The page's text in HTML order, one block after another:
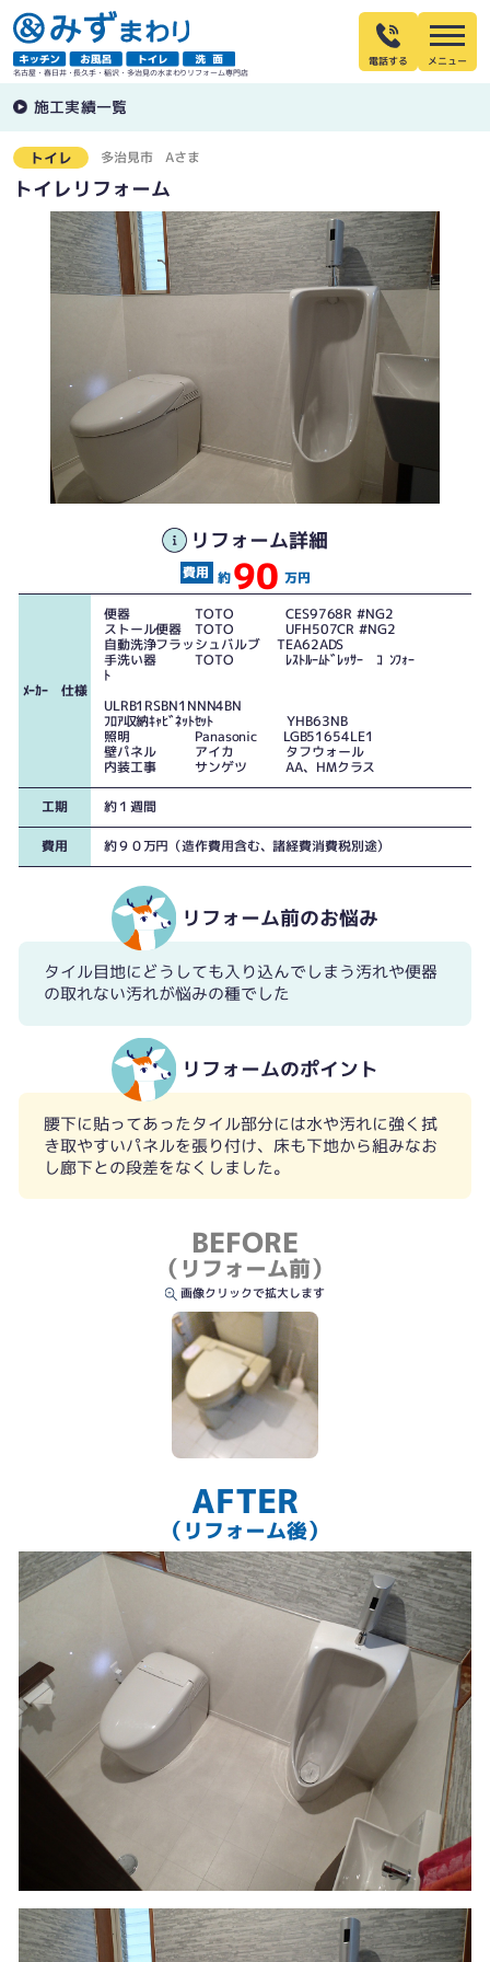
名古屋・春日井・長久手・稲沢・多治見の水まわりリフォーム専門店
電話する
施工実績一覧
トイレ 多治見市 Aさま
トイレリフォーム
リフォーム詳細
約 90 万円
ﾒｰｶｰ 仕様
便器 TOTO CES9768R #NG2
ストール便器 TOTO UFH507CR #NG2
自動洗浄フラッシュバルブ TEA62ADS
手洗い器 TOTO ﾚｽﾄﾙｰﾑﾄﾞﾚｯｻｰ ｺﾝﾌｫｰ
ﾄ
ULRB1RSBN1NNN4BN
ﾌﾛｱ収納ｷｬﾋﾞﾈｯﾄｾｯﾄ YHB63NB
照明 Panasonic LGB51654LE1
壁パネル アイカ タフウォール
内装工事 サンゲツ AA、HMクラス
工期 約１週間
費用 約９０万円（造作費用含む、諸経費消費税別途）
リフォーム前のお悩み
タイル目地にどうしても入り込んでしまう汚れや便器
の取れない汚れが悩みの種でした
リフォームのポイント
腰下に貼ってあったタイル部分には水や汚れに強く拭
き取やすいパネルを張り付け、床も下地から組みなお
し廊下との段差をなくしました。
BEFORE
（リフォーム前）
画像クリックで拡大します
AFTER
（リフォーム後）